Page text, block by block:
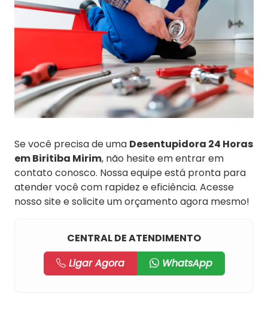
Se você precisa de uma Desentupidora 24 Horas
em Biritiba Mirim, não hesite em entrar em
contato conosco. Nossa equipe está pronta para
atender você com rapidez e eficiência. Acesse
nosso site e solicite um orçamento agora mesmo!
CENTRAL DE ATENDIMENTO
Ligar Agora
WhatsApp